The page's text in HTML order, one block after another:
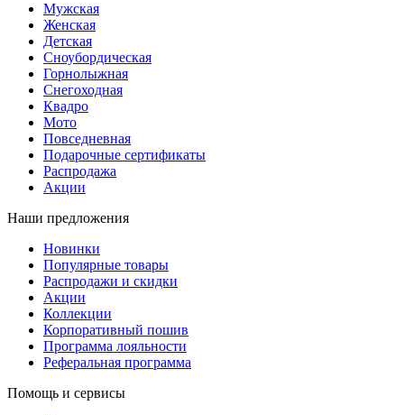
Мужская
Женская
Детская
Сноубордическая
Горнолыжная
Снегоходная
Квадро
Мото
Повседневная
Подарочные сертификаты
Распродажа
Акции
Наши предложения
Новинки
Популярные товары
Распродажи и скидки
Акции
Коллекции
Корпоративный пошив
Программа лояльности
Реферальная программа
Помощь и сервисы